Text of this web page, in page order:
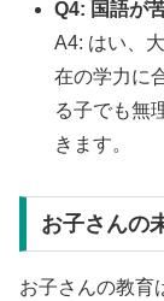
Q4: 国語が
A4: はい、
在の学力に
る子でも無
きます。
お子さんの
お子さんの教育